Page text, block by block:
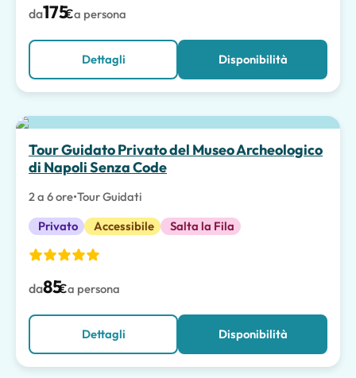
da175€a persona
Dettagli Disponibilità
Scelta migliore
Tour Guidato Privato del Museo Archeologico
di Napoli Senza Code
2 a 6 ore•Tour Guidati
Privato
Accessibile Salta la Fila
da85€a persona
Dettagli Disponibilità